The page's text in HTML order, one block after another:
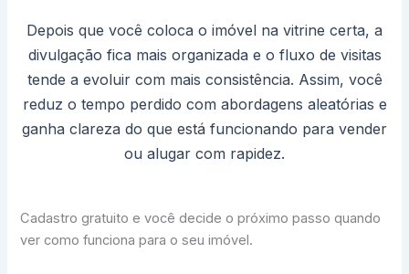
Depois que você coloca o imóvel na vitrine certa, a
divulgação fica mais organizada e o fluxo de visitas
tende a evoluir com mais consistência. Assim, você
reduz o tempo perdido com abordagens aleatórias e
ganha clareza do que está funcionando para vender
ou alugar com rapidez.
Cadastro gratuito e você decide o próximo passo quando
ver como funciona para o seu imóvel.